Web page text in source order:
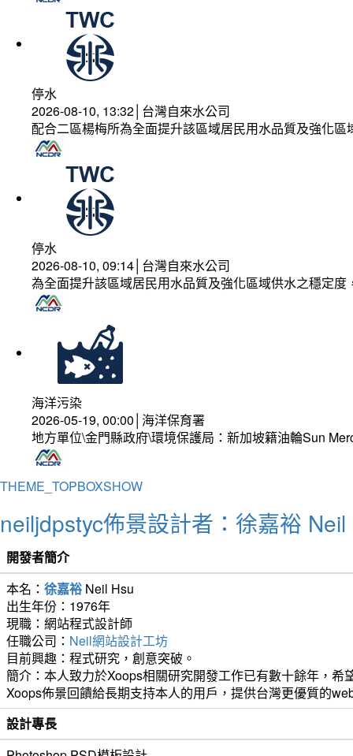
停水
2026-08-10, 13:32│台灣自來水公司
配合二區楊梅所為全面提升該區域居民用水品質及強化
停水
2026-08-10, 09:14│台灣自來水公司
為全面提升該區域居民用水品質及強化區域供水之穩定
海洋污染
2026-05-19, 00:00│海洋保育署
地方單位\金門縣政府\環境保護局：新加坡籍油輪Sun
THEME_TOPBOXSHOW
neiljdpstyc佈景設計者：徐嘉裕
開發者簡介
本名： 徐嘉裕 Neil Hsu
出生年份：1976年
現職：網站程式設計師
任職公司： Neil網站設計工坊
目前興趣：程式研究，創意突破。
簡介：本人致力於Xoops相關研究開發工作已有數十餘年，
Xoops佈景回饋給長期支持本人的用戶，提供台灣更優質的
設計專長